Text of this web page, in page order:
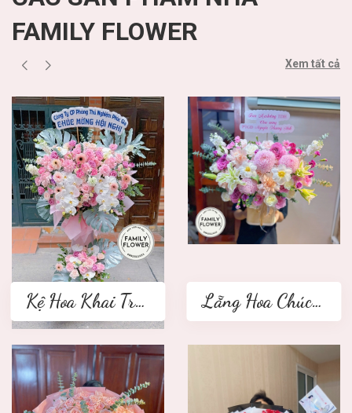
FAMILY FLOWER
Xem tất cả
Kệ Hoa Khai Trương 2 tầng Lẵng Hoa Chúc Mừng